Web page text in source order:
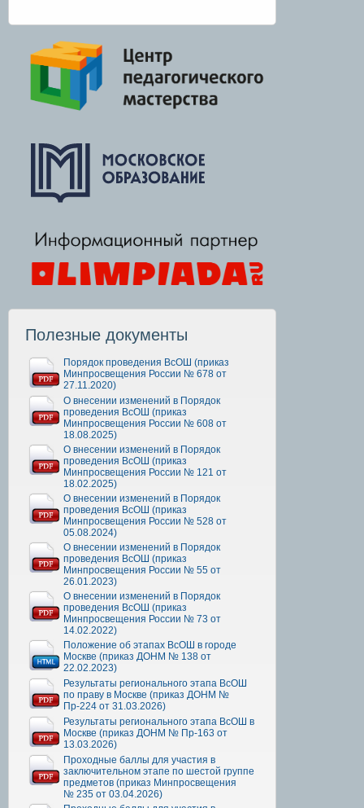
Полезные документы
Порядок проведения ВсОШ (приказ
Минпросвещения России № 678 от
27.11.2020)
О внесении изменений в Порядок
проведения ВсОШ (приказ
Минпросвещения России № 608 от
18.08.2025)
О внесении изменений в Порядок
проведения ВсОШ (приказ
Минпросвещения России № 121 от
18.02.2025)
О внесении изменений в Порядок
проведения ВсОШ (приказ
Минпросвещения России № 528 от
05.08.2024)
О внесении изменений в Порядок
проведения ВсОШ (приказ
Минпросвещения России № 55 от
26.01.2023)
О внесении изменений в Порядок
проведения ВсОШ (приказ
Минпросвещения России № 73 от
14.02.2022)
Положение об этапах ВсОШ в городе
Москве (приказ ДОНМ № 138 от
22.02.2023)
Результаты регионального этапа ВсОШ
по праву в Москве (приказ ДОНМ №
Пр-224 от 31.03.2026)
Результаты регионального этапа ВсОШ в
Москве (приказ ДОНМ № Пр-163 от
13.03.2026)
Проходные баллы для участия в
заключительном этапе по шестой группе
предметов (приказ Минпросвещения
№ 235 от 03.04.2026)